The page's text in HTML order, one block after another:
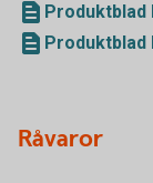
Produktblad
Produktblad
Råvaror